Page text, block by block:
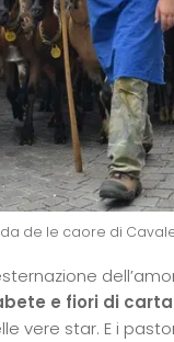
de le caore di
e fiori di
vere star. E i